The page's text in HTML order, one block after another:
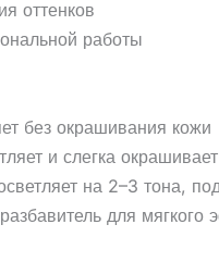
оттенков
работы
без окрашивания кожи
и слегка
на 2–3 тона,
для мягкого